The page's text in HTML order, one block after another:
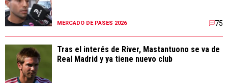
MERCADO DE PASES 2026 75
Tras el interés de River, Mastantuono se va de
Real Madrid y ya tiene nuevo club